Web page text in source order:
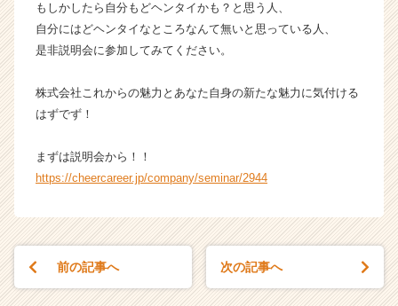
r）
もしかしたら自分もどヘンタイかも？と思う人、
自分にはどヘンタイなところなんて無いと思っている人、
是非説明会に参加してみてください。
株式会社これからの魅力とあなた自身の新たな魅力に気付ける
はずでず！
まずは説明会から！！
https://cheercareer.jp/company/seminar/2944
前の記事へ 次の記事へ